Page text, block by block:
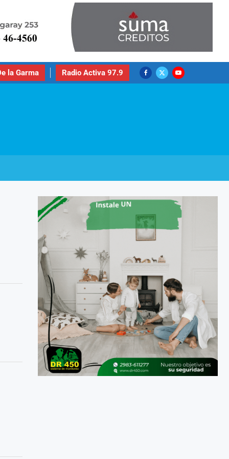
la Garma Radio Activa 97.9